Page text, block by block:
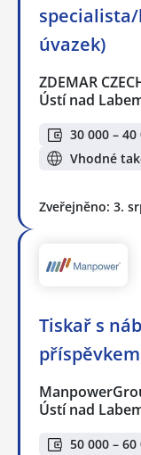
úvazek)
ZDEMAR
Ústí nad
30 000 – 40
Vhodné
Zveřejněno: 3.
Tiskař s
příspěvkem
Ústí nad
50 000 – 60